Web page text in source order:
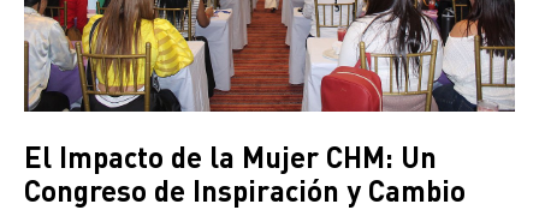
El Impacto de la Mujer CHM: Un
Congreso de Inspiración y Cambio